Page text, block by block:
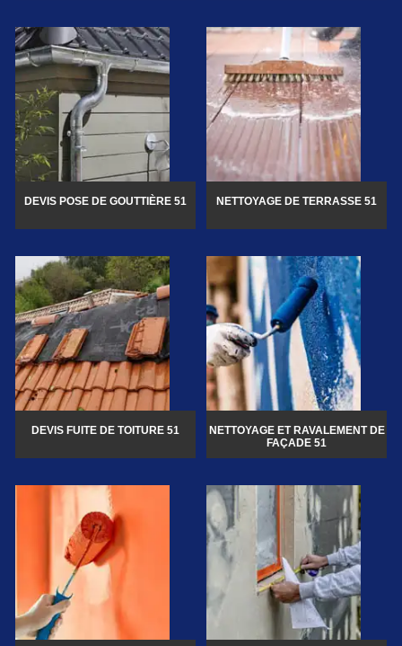
DEVIS POSE DE GOUTTIÈRE 51 NETTOYAGE DE TERRASSE 51
DEVIS FUITE DE TOITURE 51
NETTOYAGE ET RAVALEMENT DE
FAÇADE 51